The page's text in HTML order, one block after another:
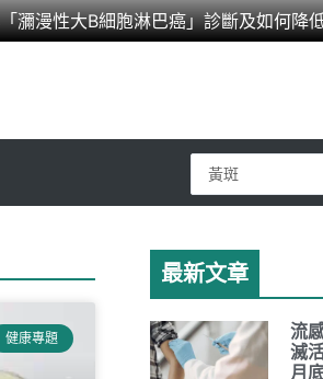
瀰漫性大B細胞淋巴癌」診斷及如何降
Search
...
健康專題
最新文章
流
滅
月